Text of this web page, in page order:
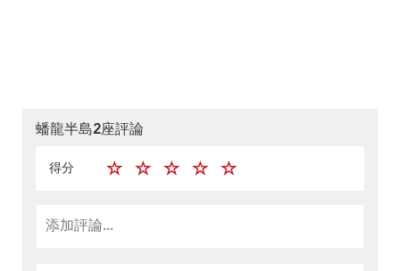
蟠龍半島2座評論
得分